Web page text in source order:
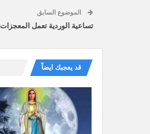
الموضوع السابق
تساعية الوردية تعمل المعجزات
قد يعجبك ايضاً